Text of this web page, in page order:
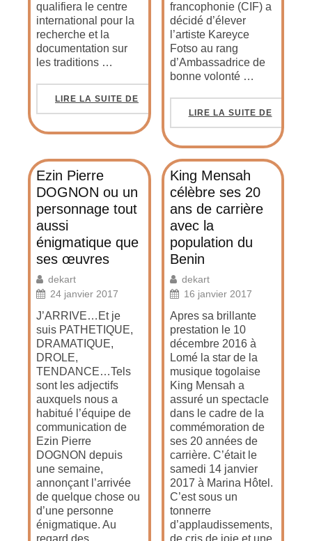
qualifiera le centre
international pour la
recherche et la
documentation sur
les traditions …
LIRE LA SUITE DE
francophonie (CIF) a
décidé d’élever
l’artiste Kareyce
Fotso au rang
d’Ambassadrice de
bonne volonté …
LIRE LA SUITE DE
Ezin Pierre
DOGNON ou un
personnage tout
aussi
énigmatique que
ses œuvres
dekart
24 janvier 2017
J’ARRIVE…Et je
suis PATHETIQUE,
DRAMATIQUE,
DROLE,
TENDANCE…Tels
sont les adjectifs
auxquels nous a
habitué l’équipe de
communication de
Ezin Pierre
DOGNON depuis
une semaine,
annonçant l’arrivée
de quelque chose ou
d’une personne
énigmatique. Au
regard des
King Mensah
célèbre ses 20
ans de carrière
avec la
population du
Benin
dekart
16 janvier 2017
Apres sa brillante
prestation le 10
décembre 2016 à
Lomé la star de la
musique togolaise
King Mensah a
assuré un spectacle
dans le cadre de la
commémoration de
ses 20 années de
carrière. C’était le
samedi 14 janvier
2017 à Marina Hôtel.
C’est sous un
tonnerre
d’applaudissements,
de cris de joie et une